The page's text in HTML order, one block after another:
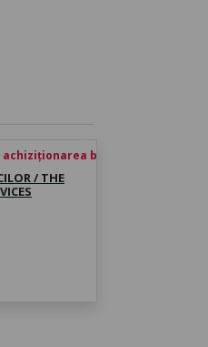
biletului
/ THE